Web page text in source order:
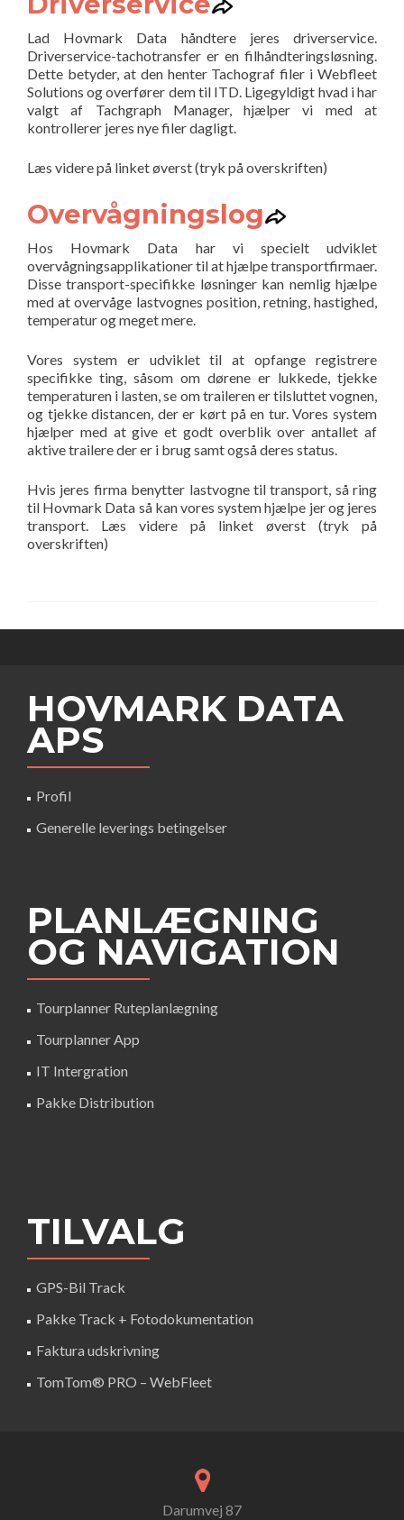
Lad Hovmark Data håndtere jeres driverservice.
Driverservice-tachotransfer er en filhåndteringsløsning.
Dette betyder, at den henter Tachograf filer i Webfleet
Solutions og overfører dem til ITD. Ligegyldigt hvad i har
valgt af Tachgraph Manager, hjælper vi med at
kontrollerer jeres nye filer dagligt.
Læs videre på linket øverst (tryk på overskriften)
Overvågningslog
Hos Hovmark Data har vi specielt udviklet
overvågningsapplikationer til at hjælpe transportfirmaer.
Disse transport-specifikke løsninger kan nemlig hjælpe
med at overvåge lastvognes position, retning, hastighed,
temperatur og meget mere.
Vores system er udviklet til at opfange registrere
specifikke ting, såsom om dørene er lukkede, tjekke
temperaturen i lasten, se om traileren er tilsluttet vognen,
og tjekke distancen, der er kørt på en tur. Vores system
hjælper med at give et godt overblik over antallet af
aktive trailere der er i brug samt også deres status.
Hvis jeres firma benytter lastvogne til transport, så ring
til Hovmark Data så kan vores system hjælpe jer og jeres
transport. Læs videre på linket øverst (tryk på
overskriften)
HOVMARK DATA
APS
Profil
Generelle leverings betingelser
PLANLÆGNING
OG NAVIGATION
Tourplanner Ruteplanlægning
Tourplanner App
IT Intergration
Pakke Distribution
TILVALG
GPS-Bil Track
Pakke Track + Fotodokumentation
Faktura udskrivning
TomTom® PRO – WebFleet
Darumvej 87